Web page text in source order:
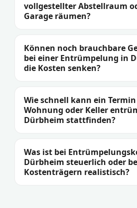
vollgestellter Abstellraum
Garage räumen?
Können noch brauchbare
bei einer Entrümpelung in
die Kosten senken?
Wie schnell kann ein
Wohnung oder Keller
Dürbheim stattfinden?
Was ist bei
Dürbheim steuerlich oder
Kostenträgern realistisch?